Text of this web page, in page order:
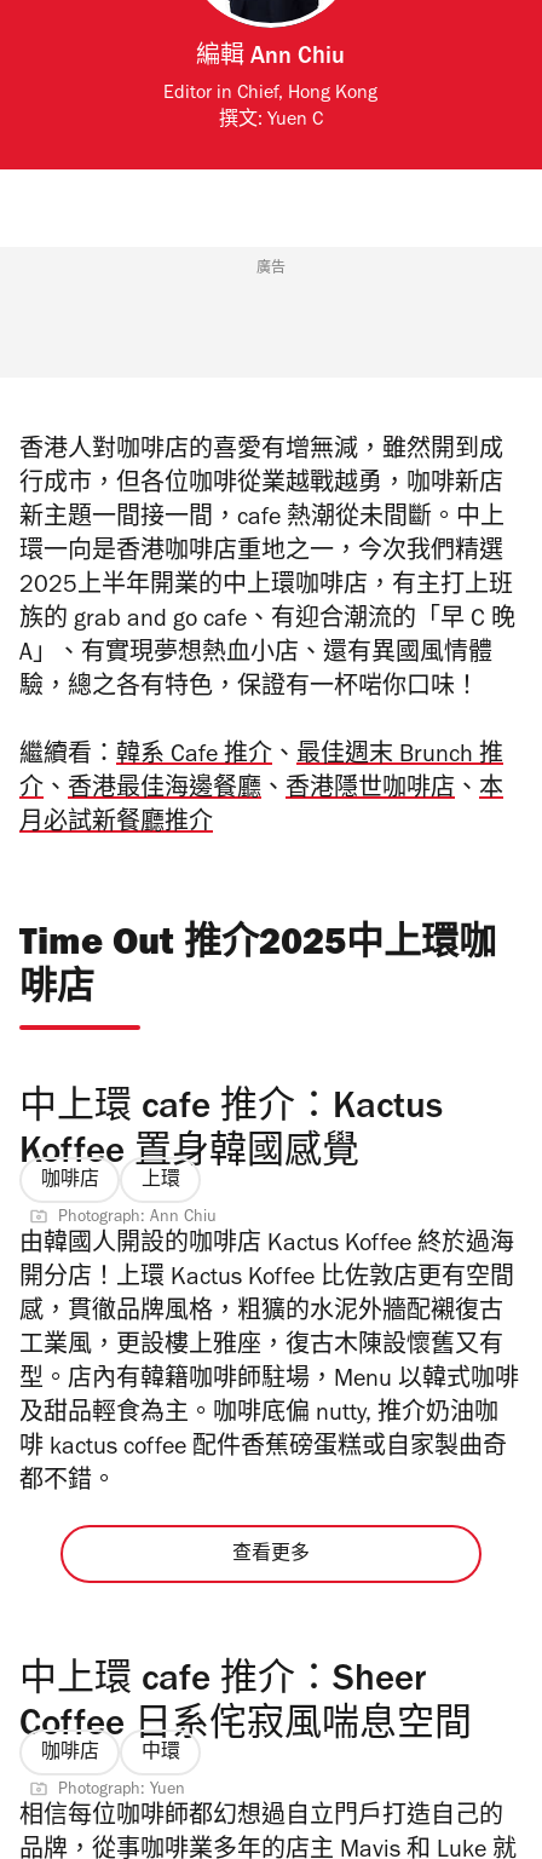
編輯Ann Chiu
Editor in Chief, Hong Kong
撰文: Yuen C
廣告
香港人對咖啡店的喜愛有增無減，雖然開到成
行成市，但各位咖啡從業越戰越勇，咖啡新店
新主題一間接一間，cafe 熱潮從未間斷。中上
環一向是香港咖啡店重地之一，今次我們精選
2025上半年開業的中上環咖啡店，有主打上班
族的 grab and go cafe、有迎合潮流的「早 C 晚
A」、有實現夢想熱血小店、還有異國風情體
驗，總之各有特色，保證有一杯啱你口味！
繼續看： 韓系 Cafe 推介 、 最佳週末 Brunch 推
介 、 香港最佳海邊餐廳 、 香港隱世咖啡店 、 本
月必試新餐廳推介
Time Out 推介2025中上環咖
啡店
中上環 cafe 推介：Kactus
Koffee 置身韓國感覺
咖啡店 上環
Photograph: Ann Chiu
由韓國人開設的咖啡店 Kactus Koffee 終於過海
開分店！上環 Kactus Koffee 比佐敦店更有空間
感， 貫徹品牌風格，粗獷的水泥外牆配襯復古
工業風，更設樓上雅座，復古木陳設懷舊又有
型。店內有韓籍咖啡師駐場，Menu 以韓式咖啡
及甜品輕食為主。咖啡底偏 nutty, 推介奶油咖
啡 kactus coffee 配件香蕉磅蛋糕或自家製曲奇
都不錯。
查看更多
中上環 cafe 推介：Sheer
Coffee 日系侘寂風喘息空間
咖啡店 中環
Photograph: Yuen
相信每位咖啡師都幻想過自立門戶打造自己的
品牌，從事咖啡業多年的店主 Mavis 和 Luke 就